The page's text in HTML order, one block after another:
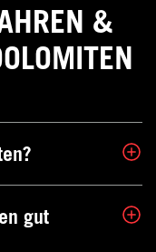
&
Gebirgskette
Geprägt durch ihre
gut